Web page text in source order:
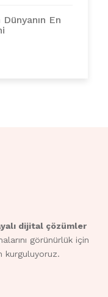
En
dijital çözümler
görünürlük için
kurguluyoruz.